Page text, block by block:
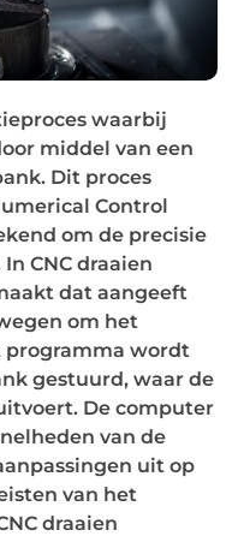
waarbij
middel van een
Dit proces
Control
om de precisie
CNC draaien
dat aangeeft
om het
programma wordt
gestuurd, waar de
De computer
van de
uit op
van het
draaien